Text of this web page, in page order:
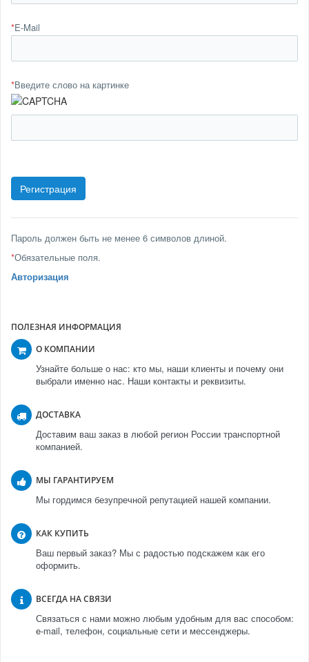
*E-Mail
*Введите слово на картинке
Пароль должен быть не менее 6 символов длиной.
*Обязательные поля.
Авторизация
ПОЛЕЗНАЯ ИНФОРМАЦИЯ
О КОМПАНИИ
Узнайте больше о нас: кто мы, наши клиенты и почему они
выбрали именно нас. Наши контакты и реквизиты.
ДОСТАВКА
Доставим ваш заказ в любой регион России транспортной
компанией.
МЫ ГАРАНТИРУЕМ
Мы гордимся безупречной репутацией нашей компании.
КАК КУПИТЬ
Ваш первый заказ? Мы с радостью подскажем как его
оформить.
ВСЕГДА НА СВЯЗИ
Связаться с нами можно любым удобным для вас способом:
e-mail, телефон, социальные сети и мессенджеры.